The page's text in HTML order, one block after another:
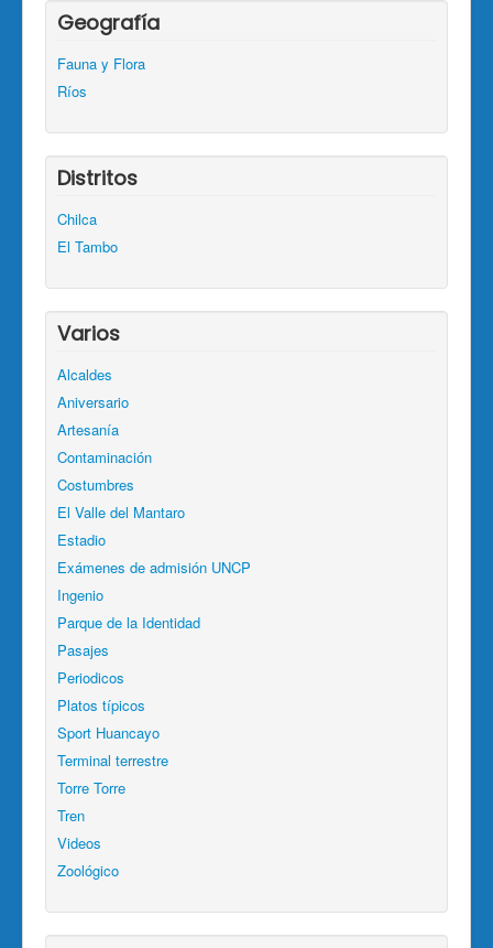
Geografía
Fauna y Flora
Ríos
Distritos
Chilca
El Tambo
Varios
Alcaldes
Aniversario
Artesanía
Contaminación
Costumbres
El Valle del Mantaro
Estadio
Exámenes de admisión UNCP
Ingenio
Parque de la Identidad
Pasajes
Periodicos
Platos típicos
Sport Huancayo
Terminal terrestre
Torre Torre
Tren
Videos
Zoológico